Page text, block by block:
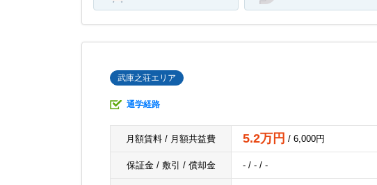
武庫之荘エリア
通学経路
月額賃料 / 月額共益費 5.2万円 / 6,000円
保証金 / 敷引 / 償却金 - / - / -